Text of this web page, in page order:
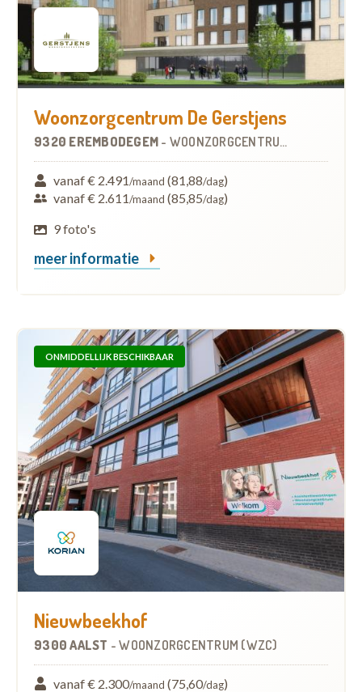
Woonzorgcentrum De Gerstjens
9320 EREMBODEGEM - WOONZORGCENTRUM (WZC)
vanaf € 2.491/maand (81,88/dag)
vanaf € 2.611/maand (85,85/dag)
9 foto's
meer informatie
ONMIDDELLIJK BESCHIKBAAR
Nieuwbeekhof
9300 AALST -WOONZORGCENTRUM (WZC)
vanaf € 2.300/maand (75,60/dag)